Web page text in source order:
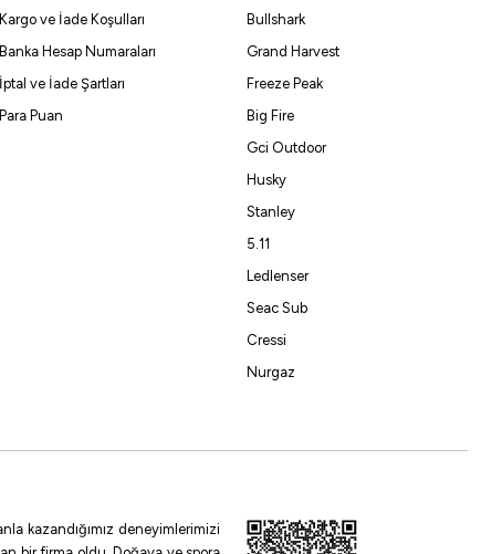
Kargo ve İade Koşulları
Banka Hesap Numaraları
İptal ve İade Şartları
Para Puan
Bullshark
Grand Harvest
Freeze Peak
Big Fire
Gci Outdoor
Husky
Stanley
5.11
Ledlenser
Seac Sub
Cressi
Nurgaz
kazandığımız deneyimlerimizi